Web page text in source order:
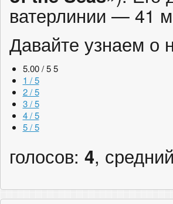
ватерлинии — 41
Давайте узнаем
5.00 / 5 5
1 / 5
2 / 5
3 / 5
4 / 5
5 / 5
голосов: 4,